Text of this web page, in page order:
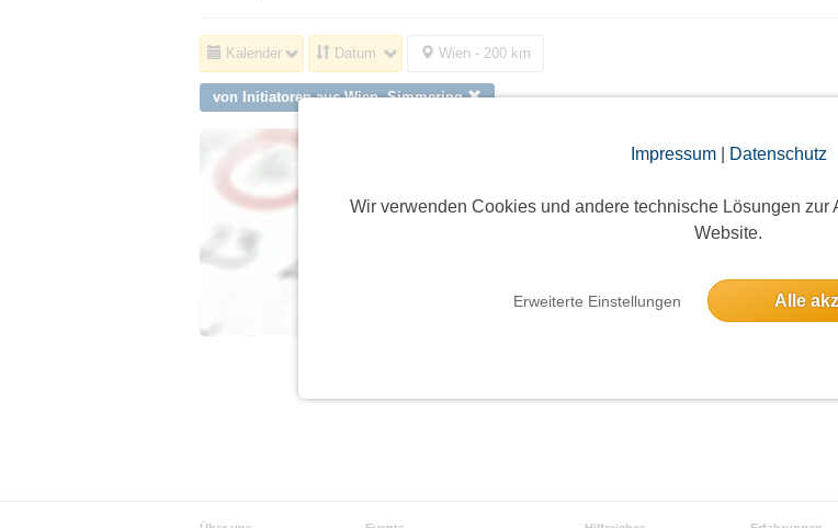
Impressum| Datenschutz
Wir verwenden Cookies und andere technische Lösungen zur
Website.
Erweiterte Einstellungen Alle
Kalender Datum Wien - 200 km
von Initiatoren aus Wien, Simmering